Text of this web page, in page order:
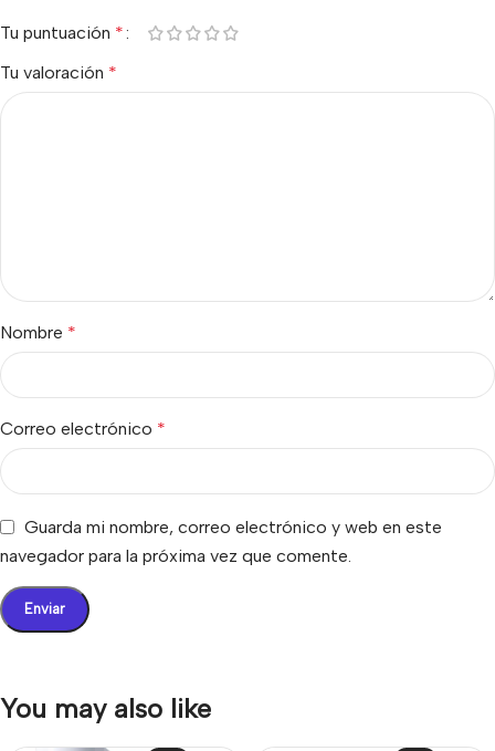
Tu puntuación *
Tu valoración *
Nombre *
Correo electrónico *
Guarda mi nombre, correo electrónico y web en este
navegador para la próxima vez que comente.
You may also like